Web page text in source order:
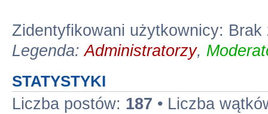
Zidentyfikowani użytkownicy:
Legenda:Administratorzy,
STATYSTYKI
Liczba postów: 187 • Liczba